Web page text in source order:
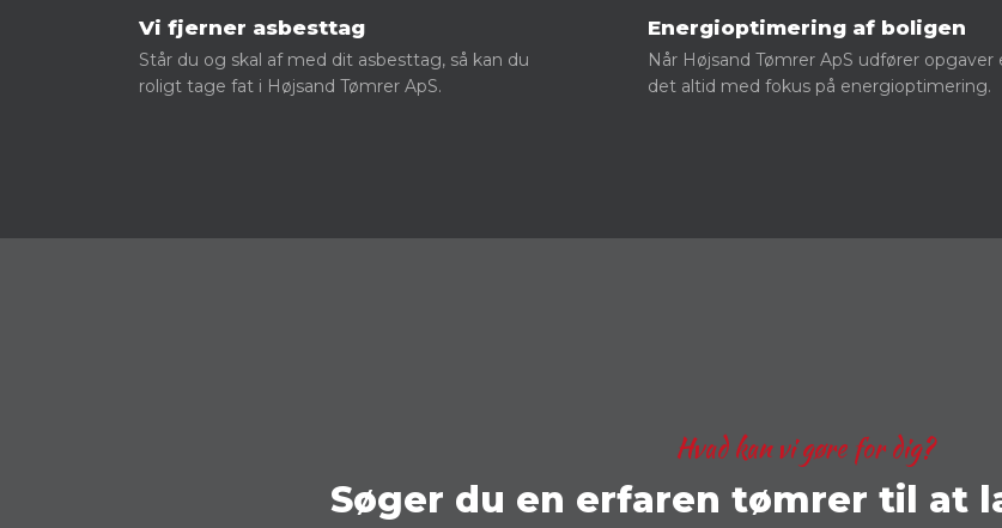
Vi fjerner asbesttag
Står du og skal af med dit asbesttag, så kan du
roligt tage fat i Højsand Tømrer ApS.
Energioptimering af boligen
Når Højsand Tømrer ApS udfører opgaver
det altid med fokus på energioptimering.
Hvad kan vi gøre for dig?
Søger du en erfaren tømrer til at